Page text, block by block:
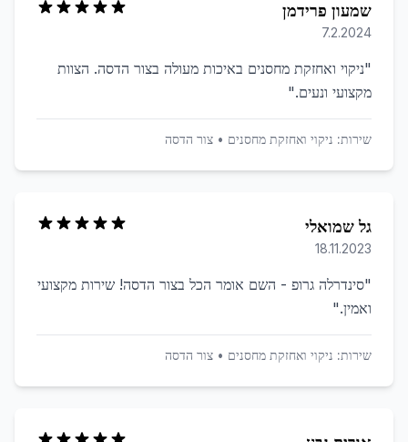
שמעון פרידמן
7.2.2024
"ניקוי ואחזקת מחסנים באיכות מעולה בצור הדסה. הצוות
מקצועי ונעים."
שירות: ניקוי ואחזקת מחסנים • צור הדסה
גל שמואלי
18.11.2023
"סינדרלה גרופ - השם אומר הכל בצור הדסה! שירות מקצועי
ואמין."
שירות: ניקוי ואחזקת מחסנים • צור הדסה